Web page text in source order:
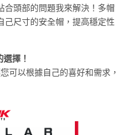
合頭部的問題我來解決！多帽
己尺寸的安全帽，提高穩定性
擇！
可以根據自己的喜好和需求，